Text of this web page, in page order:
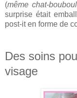
(même chat-
surprise était
post-it en forme de
Des soins
visage